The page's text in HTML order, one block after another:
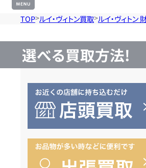
TOP ルイ・ヴィトン買取 ルイ・ヴィトン
選べる買取方法!